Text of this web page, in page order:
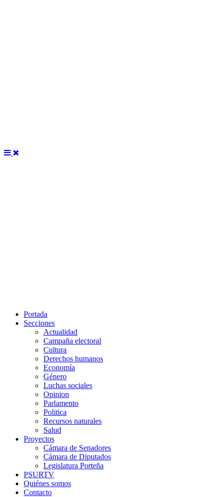
Portada
Secciones
Actualidad
Campaña electoral
Cultura
Derechos humanos
Economía
Género
Luchas sociales
Opinion
Parlamento
Politica
Recursos naturales
Salud
Proyectos
Cámara de Senadores
Cámara de Diputados
Legislatura Porteña
PSURTV
Quiénes somos
Contacto